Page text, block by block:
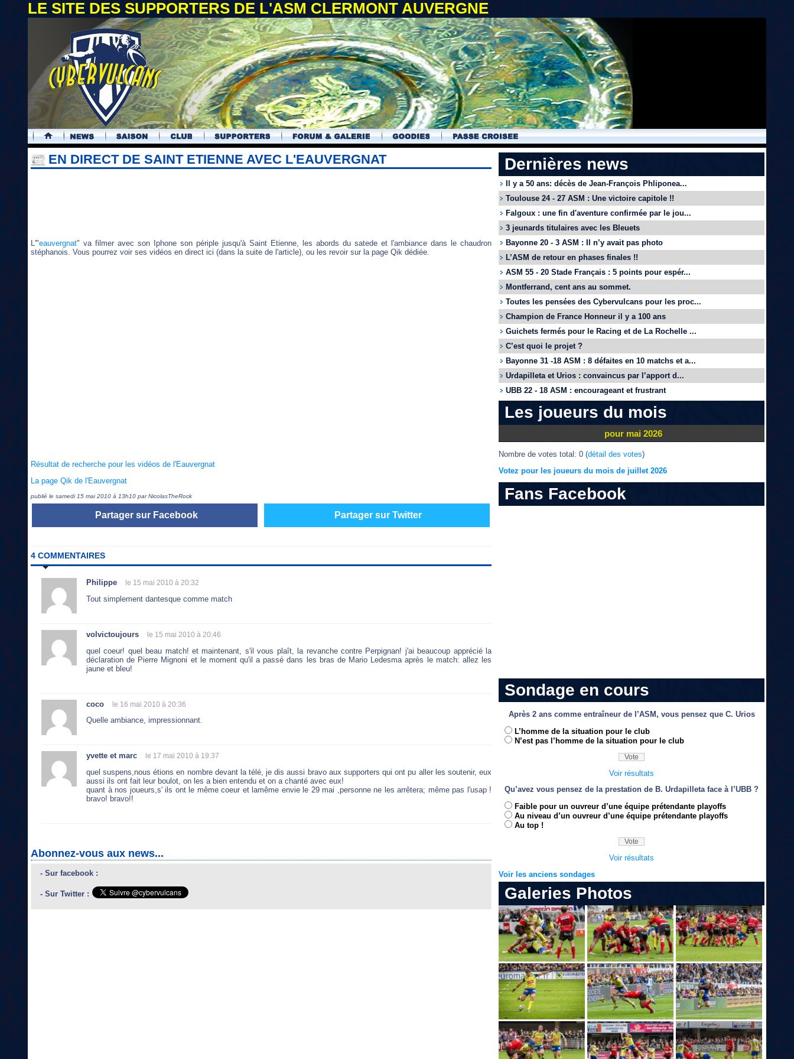
LE SITE DES SUPPORTERS DE L'ASM CLERMONT AUVERGNE
.
EN DIRECT DE SAINT ETIENNE AVEC L'EAUVERGNAT
L'"eauvergnat" va filmer avec son Iphone son périple jusqu'à Saint Etienne, les abords du satede et l'ambiance dans le chaudron
stéphanois. Vous pourrez voir ses vidéos en direct ici (dans la suite de l'article), ou les revoir sur la page Qik dédiée.
Résultat de recherche pour les vidéos de l'Eauvergnat
La page Qik de l'Eauvergnat
publié le samedi 15 mai 2010 à 13h10 par NicolasTheRock
Partager sur Facebook Partager sur Twitter
4 COMMENTAIRES
Philippe le 15 mai 2010 à 20:32
Tout simplement dantesque comme match
volvictoujours le 15 mai 2010 à 20:46
quel coeur! quel beau match! et maintenant, s'il vous plaît, la revanche contre Perpignan! j'ai beaucoup apprécié la
déclaration de Pierre Mignoni et le moment qu'il a passé dans les bras de Mario Ledesma après le match: allez les
jaune et bleu!
coco le 16 mai 2010 à 20:36
Quelle ambiance, impressionnant.
yvette et marc le 17 mai 2010 à 19:37
quel suspens,nous étions en nombre devant la télé, je dis aussi bravo aux supporters qui ont pu aller les soutenir, eux
aussi ils ont fait leur boulot, on les a bien entendu et on a chanté avec eux!
quant à nos joueurs,s' ils ont le même coeur et lamême envie le 29 mai ,personne ne les arrêtera; même pas l'usap !
bravo! bravo!!
Abonnez-vous aux news...
- Sur facebook :
- Sur Twitter :
Dernières news
Il y a 50 ans: décès de Jean-François Phliponea...
Toulouse 24 - 27 ASM : Une victoire capitole !!
Falgoux : une fin d'aventure confirmée par le jou...
3 jeunards titulaires avec les Bleuets
Bayonne 20 - 3 ASM : Il n’y avait pas photo
L’ASM de retour en phases finales !!
ASM 55 - 20 Stade Français : 5 points pour espér...
Montferrand, cent ans au sommet.
Toutes les pensées des Cybervulcans pour les proc...
Champion de France Honneur il y a 100 ans
Guichets fermés pour le Racing et de La Rochelle ...
C’est quoi le projet ?
Bayonne 31 -18 ASM : 8 défaites en 10 matchs et a...
Urdapilleta et Urios : convaincus par l’apport d...
UBB 22 - 18 ASM : encourageant et frustrant
Les joueurs du mois
pour mai 2026
Nombre de votes total: 0 (détail des votes)
Votez pour les joueurs du mois de juillet 2026
Fans Facebook
Sondage en cours
Après 2 ans comme entraîneur de l’ASM, vous pensez que C. Urios
L’homme de la situation pour le club
N’est pas l’homme de la situation pour le club
Voir résultats
Qu’avez vous pensez de la prestation de B. Urdapilleta face à l’UBB ?
Faible pour un ouvreur d’une équipe prétendante playoffs
Au niveau d’un ouvreur d’une équipe prétendante playoffs
Au top !
Voir résultats
Voir les anciens sondages
Galeries Photos